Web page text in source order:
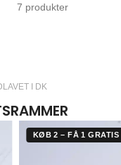
7 produkter
I DK
KØB 2 – FÅ 1 GRATIS